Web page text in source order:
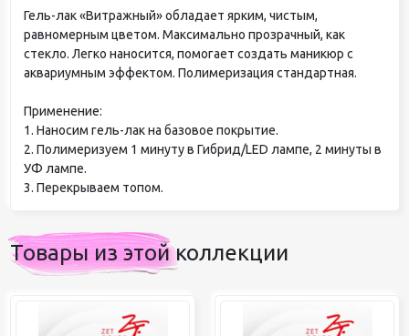
Гель-лак «Витражный» обладает ярким, чистым,
равномерным цветом. Максимально прозрачный, как
стекло. Легко наносится, помогает создать маникюр с
аквариумным эффектом. Полимеризация стандартная.
Применение:
1. Наносим гель-лак на базовое покрытие.
2. Полимеризуем 1 минуту в Гибрид/LED лампе, 2 минуты в
УФ лампе.
3. Перекрываем топом.
Товары из этой коллекции